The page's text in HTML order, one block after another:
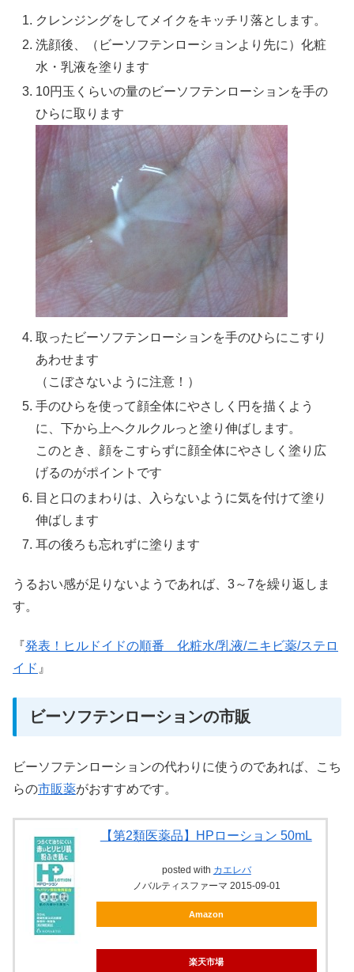
クレンジングをしてメイクをキッチリ落とします。
洗顔後、（ビーソフテンローションより先に）化粧
水・乳液を塗ります
10円玉くらいの量のビーソフテンローションを手の
ひらに取ります
取ったビーソフテンローションを手のひらにこすり
あわせます
（こぼさないように注意！）
手のひらを使って顔全体にやさしく円を描くよう
に、下から上へクルクルっと塗り伸ばします。
このとき、顔をこすらずに顔全体にやさしく塗り広
げるのがポイントです
目と口のまわりは、入らないように気を付けて塗り
伸ばします
耳の後ろも忘れずに塗ります
うるおい感が足りないようであれば、3～7を繰り返しま
す。
『 発表！ヒルドイドの順番 化粧水/乳液/ニキビ薬/ステロ
イド 』
ビーソフテンローションの市販
ビーソフテンローションの代わりに使うのであれば、こち
らの市販薬がおすすめです。
【第2類医薬品】HPローション 50mL
posted with カエレバ
ノバルティスファーマ 2015-09-01
Amazon
楽天市場